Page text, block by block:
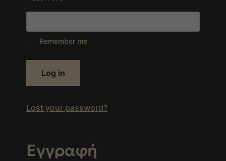
Remember me
Log in
Lost your password?
Εγγραφή